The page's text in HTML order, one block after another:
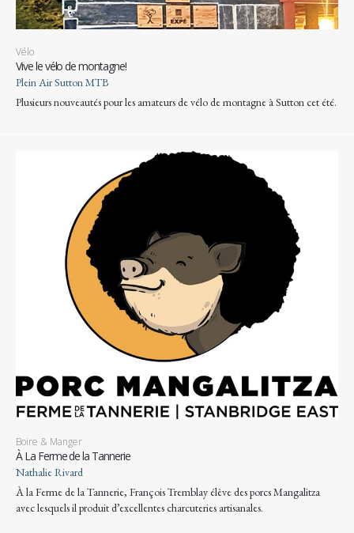
Vélo
Vive le vélo de montagne!
Plein Air Sutton MTB
Plusieurs nouveautés pour les amateurs de vélo de montagne à Sutton cet été.
Boire & Manger
À La Ferme de la Tannerie
Nathalie Rivard
À la Ferme de la Tannerie, François Tremblay élève des porcs Mangalitza
avec lesquels il produit d’excellentes charcuteries artisanales.